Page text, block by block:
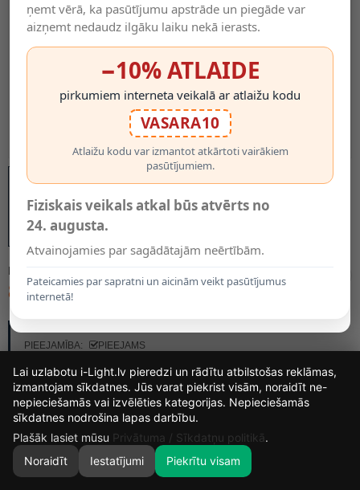
0
MODELIS:
8.95€
PIEEJAMĪBA:
PIEEJAMS
ņemt vērā, ka pasūtījumu apstrāde un piegāde var
aizņemt nedaudz ilgāku laiku nekā ierasts.
−10% ATLAIDE
pirkumiem interneta veikalā ar atlaižu kodu
VASARA10
Atlaižu kodu var izmantot atkārtoti vairākiem
pasūtījumiem.
Fiziskais veikals atkal būs atvērts no
24. augusta.
Atvainojamies par sagādātajām neērtībām.
Pateicamies par sapratni un aicinām veikt pasūtījumus
internetā!
15
DIENAS
17
STUNDAS
34
MIN.
10
Lai uzlabotu i-Light.lv pieredzi un rādītu atbilstošas reklāmas,
izmantojam sīkdatnes. Jūs varat piekrist visām, noraidīt ne-
nepieciešamās vai izvēlēties kategorijas. Nepieciešamās
sīkdatnes nodrošina lapas darbību.
Plašāk lasiet mūsu Privātuma / Sīkdatņu politikā.
Noraidīt
Iestatījumi Piekrītu visam